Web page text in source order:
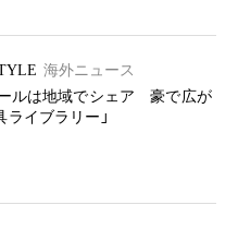
海外ニュース
ルは地域でシェア 豪で広が
ライブラリー」